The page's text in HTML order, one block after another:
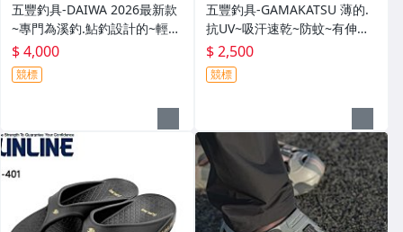
五豐釣具-DAIWA 2026最新款
~專門為溪釣.鮎釣設計的~輕
便.薄的短版防水雨衣DR-3926J
外套特價4000元
$ 4,000
競標
五豐釣具-GAMAKATSU 薄的.
抗UV~吸汗速乾~防蚊~有伸縮
彈性付帽防曬外套 GM-3547
特價2000元
$ 2,500
競標